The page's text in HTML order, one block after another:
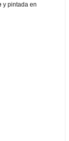
y pintada en